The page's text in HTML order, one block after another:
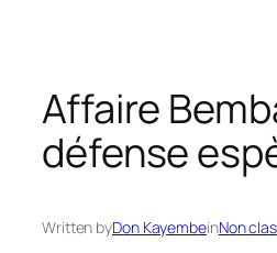
Affaire
défense
Written byDon KayembeinNon